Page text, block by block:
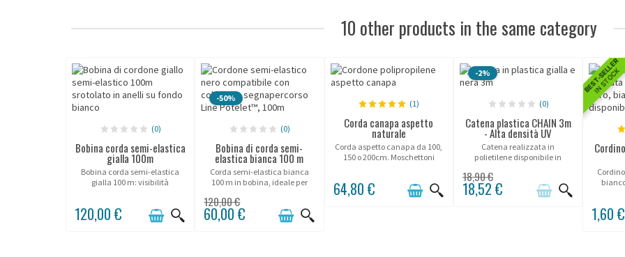
10 other products in the same category
(0)
Bobina corda semi-elastica
gialla 100m
Bobina corda semi-elastica
gialla 100 m: visibilità
e messa in sicurezza degli
120,00 €
-50%
(0)
Bobina di corda semi-
elastica bianca 100 m
Corda semi-elastica bianca
100 m in bobina, ideale per
curata negli ambienti
premium.
120,00 €
60,00 €
(1)
Corda canapa aspetto
naturale
Corda aspetto canapa da 100,
150 o 200cm. Moschettoni
64,80 €
-2%
(0)
Catena plastica CHAIN 3m
- Alta densità UV
Catena realizzata in
polietilene disponibile in
18,90 €
18,52 €
BEST-SELLER
IN STOCK
1,60 €